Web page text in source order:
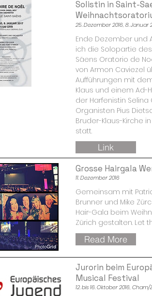
Solistin in Saint-
25. Dezember 2016, 8. Januar
Ende Dezember und
ich die Solopartie
Säens Oratorio de
von Armon Caviezel
Aufführungen mit
Klaus und einem Ad-
der Harfenistin
Organisten Pius
Bruder-Klaus-Kirche
statt.
Link
Grosse Hairgala
11. Dezember 2016
Gemeinsam mit
Brunner und Mike
Hair-Gala beim
Zürich gestalten. Let
Read More
Jurorin beim
Musical Festival
12. bis 16. Oktober 2016,